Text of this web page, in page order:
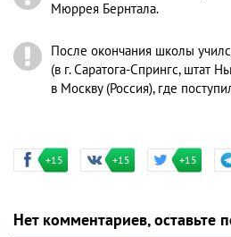
Мюррея Бернтала.
После окончания школы
(в г. Саратога-Спрингс, штат
в Москву (Россия), где
+15 +15 +15
Нет комментариев, оставьте